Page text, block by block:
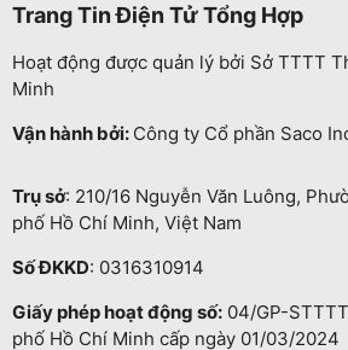
Trang Tin Điện Tử Tổng Hợp
Hoạt động được quản lý bởi Sở TTTT
Minh
Vận hành bởi: Công ty Cổ phần Saco
Trụ sở: 210/16 Nguyễn Văn Luông,
phố Hồ Chí Minh, Việt Nam
Số ĐKKD: 0316310914
Giấy phép hoạt động số: 04/GP-
phố Hồ Chí Minh cấp ngày 01/03/2024